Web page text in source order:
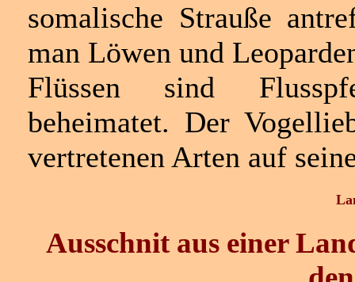
somalische Strauße
man Löwen und
Flüssen sind
beheimatet. Der
vertretenen Arten auf
Ausschnit aus einer